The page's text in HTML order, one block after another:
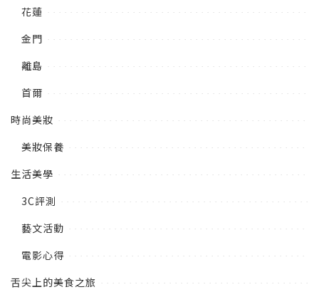
花蓮
金門
離島
首爾
時尚美妝
美妝保養
生活美學
3C評測
藝文活動
電影心得
舌尖上的美食之旅